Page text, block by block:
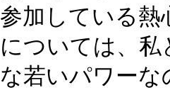
参加している熱
については、
な若いパワー